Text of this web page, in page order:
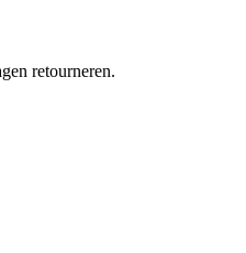
retourneren.